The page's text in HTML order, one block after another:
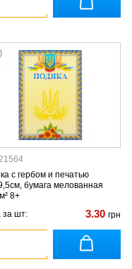
с гербом и печатью
бумага мелованная
8+
за шт:
3.30 грн